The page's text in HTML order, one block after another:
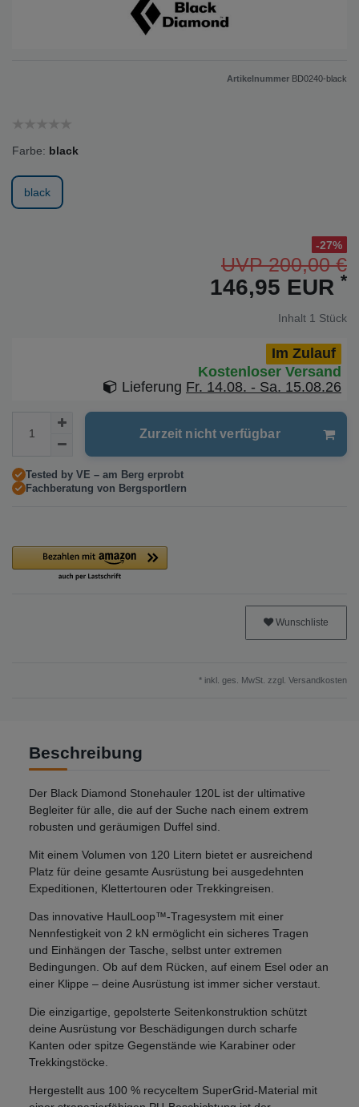
Artikelnummer BD0240-black
Farbe: black
black
-27%
UVP 200,00 €
146,95 EUR *
Inhalt 1 Stück
Im Zulauf
Kostenloser Versand
Lieferung Fr. 14.08. - Sa. 15.08.26
Zurzeit nicht verfügbar
Tested by VE – am Berg erprobt
Fachberatung von Bergsportlern
Wunschliste
* inkl. ges. MwSt. zzgl. Versandkosten
Beschreibung
Der Black Diamond Stonehauler 120L ist der ultimative
Begleiter für alle, die auf der Suche nach einem extrem
robusten und geräumigen Duffel sind.
Mit einem Volumen von 120 Litern bietet er ausreichend
Platz für deine gesamte Ausrüstung bei ausgedehnten
Expeditionen, Klettertouren oder Trekkingreisen.
Das innovative HaulLoop™-Tragesystem mit einer
Nennfestigkeit von 2 kN ermöglicht ein sicheres Tragen
und Einhängen der Tasche, selbst unter extremen
Bedingungen. Ob auf dem Rücken, auf einem Esel oder an
einer Klippe – deine Ausrüstung ist immer sicher verstaut.
Die einzigartige, gepolsterte Seitenkonstruktion schützt
deine Ausrüstung vor Beschädigungen durch scharfe
Kanten oder spitze Gegenstände wie Karabiner oder
Trekkingstöcke.
Hergestellt aus 100 % recyceltem SuperGrid-Material mit